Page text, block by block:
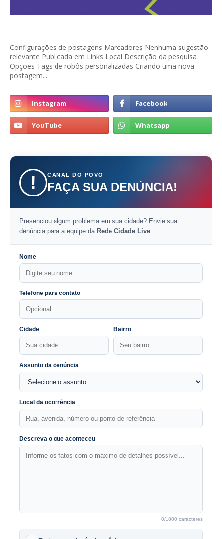
Configurações de postagens Marcadores Nenhuma sugestão
relevante Publicada em Links Local Descrição da pesquisa
Opções Tags de robôs personalizadas Criando uma nova
postagem...
! CANAL DO POVO
FAÇA SUA DENÚNCIA!
Presenciou algum problema em sua cidade? Envie sua
denúncia para a equipe da Rede Cidade Live.
Nome
Telefone para contato
Cidade Bairro
Assunto da denúncia
Local da ocorrência
Descreva o que aconteceu
0/1800 caracteres